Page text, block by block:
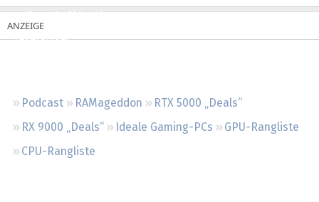
Neueste Aktivitäten
Leserartikel
Podcast RAMageddon
RTX 5000 „Deals“
RX 9000 „Deals“
Ideale Gaming-PCs
GPU-Rangliste
CPU-Rangliste